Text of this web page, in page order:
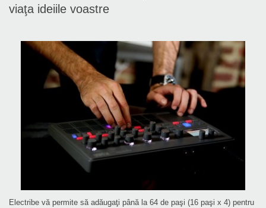
viaţa ideiile voastre
Electribe vă permite să adăugaţi până la 64 de paşi (16 paşi x 4) pentru